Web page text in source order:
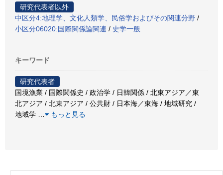
研究代表者以外
中区分4:地理学、文化人類学、民俗学およびその関連分野 /
小区分06020:国際関係論関連 / 史学一般
キーワード
研究代表者
国境漁業 / 国際関係史 / 政治学 / 日韓関係 / 北東アジア／東
北アジア / 北東アジア / 公共財 / 日本海／東海 / 地域研究 /
地域学
もっと見る